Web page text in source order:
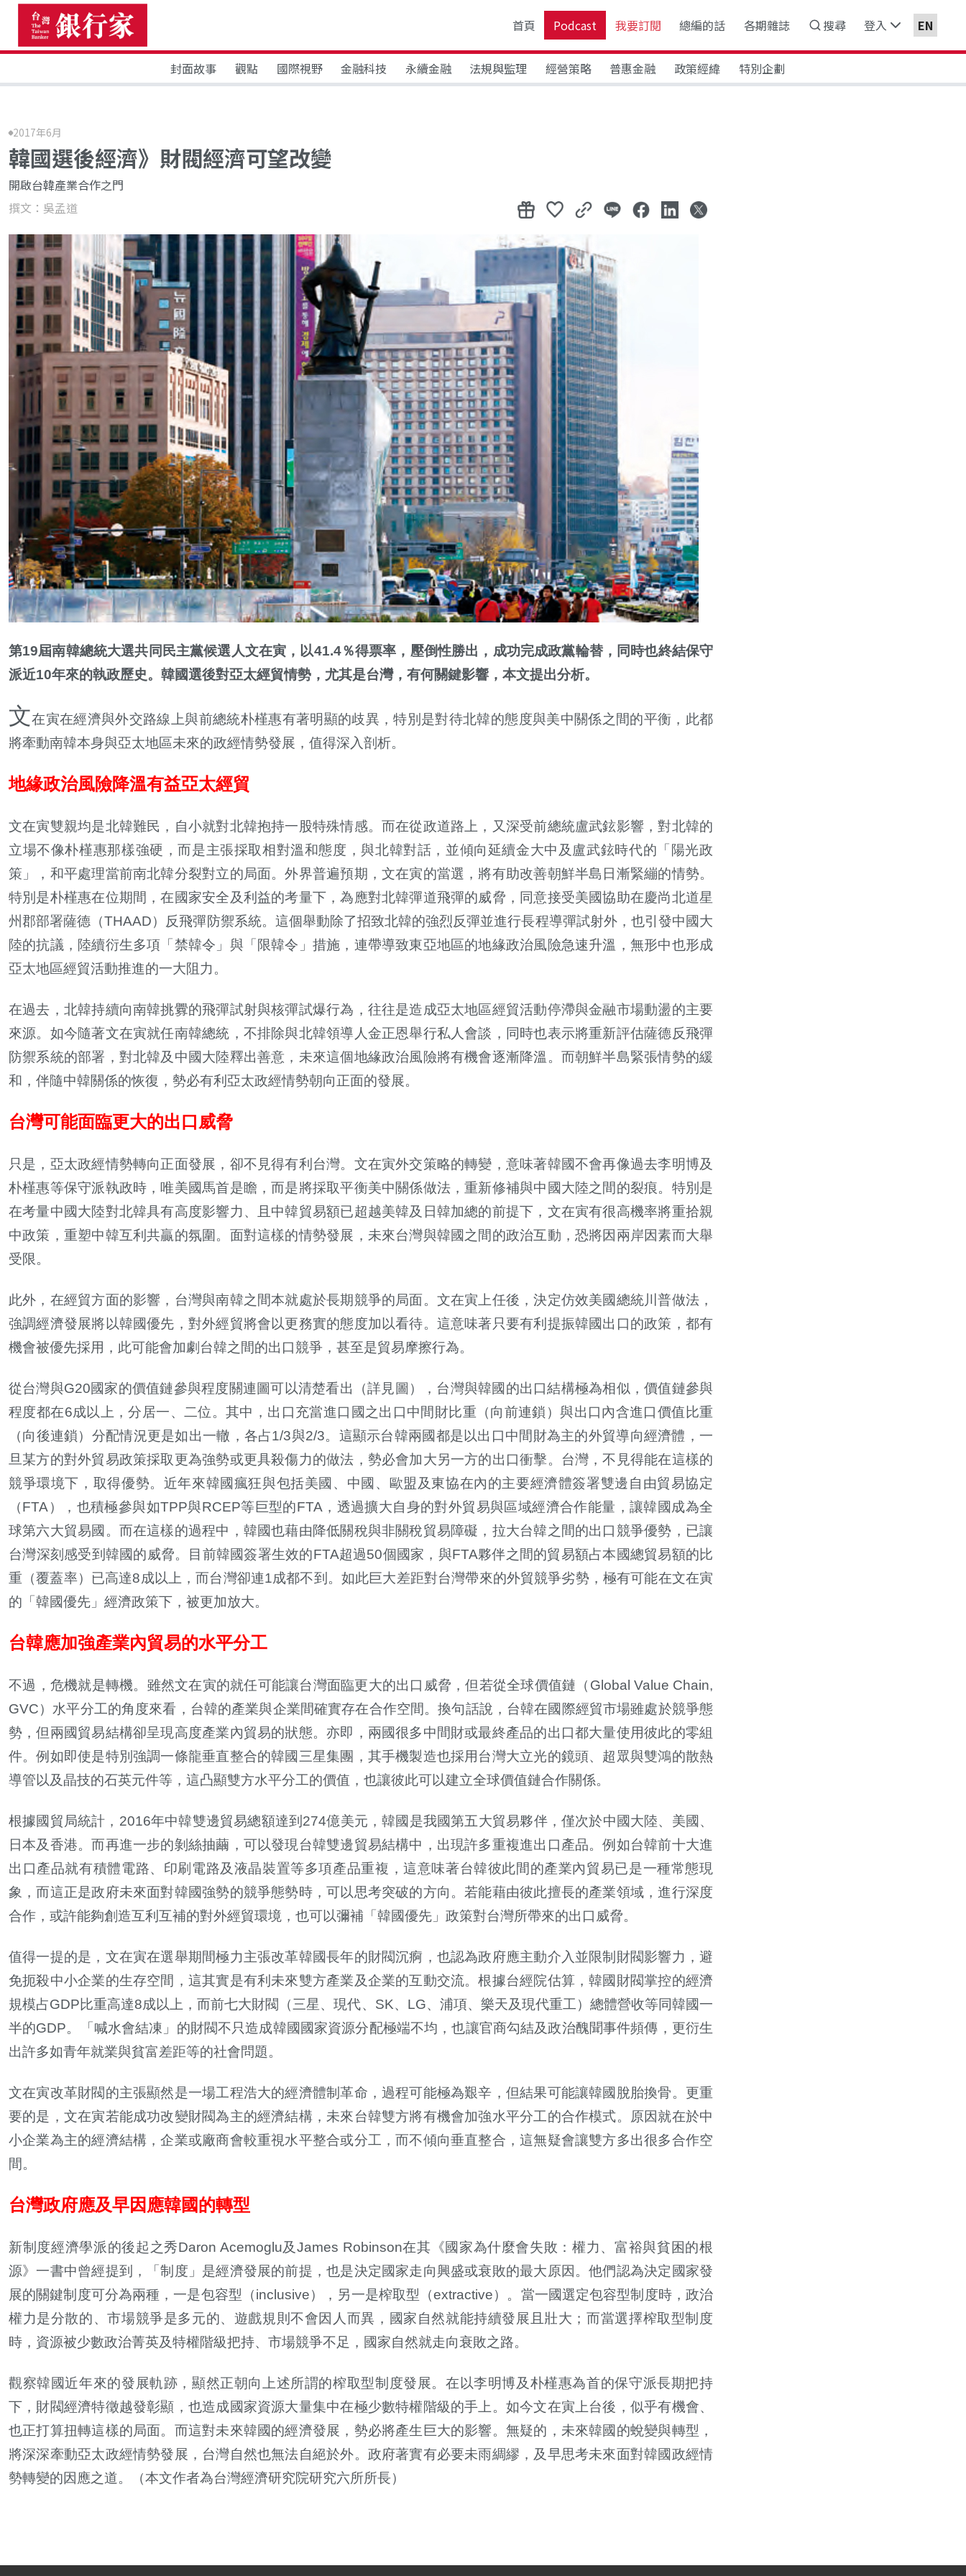
首頁 Podcast 我要訂閱 總編的話 各期雜誌 搜尋 登入 EN
封面故事 觀點 國際視野 金融科技 永續金融 法規與監理 經營策略 普惠金融 政策經緯 特別企劃
2017年6月
韓國選後經濟》財閥經濟可望改變
開啟台韓產業合作之門
撰文：吳孟道
第19屆南韓總統大選共同民主黨候選人文在寅，以41.4％得票率，壓倒性勝出，成功完成政黨輪替，同時也終結保守
派近10年來的執政歷史。韓國選後對亞太經貿情勢，尤其是台灣，有何關鍵影響，本文提出分析。
文在寅在經濟與外交路線上與前總統朴槿惠有著明顯的歧異，特別是對待北韓的態度與美中關係之間的平衡，此都
將牽動南韓本身與亞太地區未來的政經情勢發展，值得深入剖析。
地緣政治風險降溫有益亞太經貿
文在寅雙親均是北韓難民，自小就對北韓抱持一股特殊情感。而在從政道路上，又深受前總統盧武鉉影響，對北韓的
立場不像朴槿惠那樣強硬，而是主張採取相對溫和態度，與北韓對話，並傾向延續金大中及盧武鉉時代的「陽光政
策」，和平處理當前南北韓分裂對立的局面。外界普遍預期，文在寅的當選，將有助改善朝鮮半島日漸緊繃的情勢。
特別是朴槿惠在位期間，在國家安全及利益的考量下，為應對北韓彈道飛彈的威脅，同意接受美國協助在慶尚北道星
州郡部署薩德（THAAD）反飛彈防禦系統。這個舉動除了招致北韓的強烈反彈並進行長程導彈試射外，也引發中國大
陸的抗議， 陸續衍生多項「禁韓令」與「限韓令」措施，連帶導致東亞地區的地緣政治風險急速升溫，無形中也形成
亞太地區經貿活動推進的一大阻力。
在過去，北韓持續向南韓挑釁的飛彈試射與核彈試爆行為，往往是造成亞太地區經貿活動停滯與金融市場動盪的主要
來源。如今隨著文在寅就任南韓總統，不排除與北韓領導人金正恩舉行私人會談，同時也表示將重新評估薩德反飛彈
防禦系統的部署，對北韓及中國大陸釋出善意，未來這個地緣政治風險將有機會逐漸降溫。而朝鮮半島緊張情勢的緩
和，伴隨中韓關係的恢復，勢必有利亞太政經情勢朝向正面的發展。
台灣可能面臨更大的出口威脅
只是，亞太政經情勢轉向正面發展，卻不見得有利台灣。文在寅外交策略的轉變，意味著韓國不會再像過去李明博及
朴槿惠等保守派執政時，唯美國馬首是瞻，而是將採取平衡美中關係做法，重新修補與中國大陸之間的裂痕。特別是
在考量中國大陸對北韓具有高度影響力、且中韓貿易額已超越美韓及日韓加總的前提下，文在寅有很高機率將重拾親
中政策，重塑中韓互利共贏的氛圍。面對這樣的情勢發展，未來台灣與韓國之間的政治互動，恐將因兩岸因素而大舉
受限。
此外，在經貿方面的影響，台灣與南韓之間本就處於長期競爭的局面。文在寅上任後，決定仿效美國總統川普做法，
強調經濟發展將以韓國優先，對外經貿將會以更務實的態度加以看待。這意味著只要有利提振韓國出口的政策，都有
機會被優先採用，此可能會加劇台韓之間的出口競爭，甚至是貿易摩擦行為。
從台灣與G20國家的價值鏈參與程度關連圖可以清楚看出（詳見圖），台灣與韓國的出口結構極為相似，價值鏈參與
程度都在6成以上，分居一、二位。其中，出口充當進口國之出口中間財比重（向前連鎖）與出口內含進口價值比重
（向後連鎖）分配情況更是如出一轍，各占1/3與2/3。這顯示台韓兩國都是以出口中間財為主的外貿導向經濟體，一
旦某方的對外貿易政策採取更為強勢或更具殺傷力的做法，勢必會加大另一方的出口衝擊。台灣，不見得能在這樣的
競爭環境下，取得優勢。近年來韓國瘋狂與包括美國、中國、歐盟及東協在內的主要經濟體簽署雙邊自由貿易協定
（FTA ），也積極參與如TPP與RCEP等巨型的FTA ，透過擴大自身的對外貿易與區域經濟合作能量，讓韓國成為全
球第六大貿易國。而在這樣的過程中，韓國也藉由降低關稅與非關稅貿易障礙，拉大台韓之間的出口競爭優勢，已讓
台灣深刻感受到韓國的威脅。目前韓國簽署生效的FTA超過50個國家，與FTA夥伴之間的貿易額占本國總貿易額的比
重（覆蓋率）已高達8成以上，而台灣卻連1成都不到。如此巨大差距對台灣帶來的外貿競爭劣勢，極有可能在文在寅
的「韓國優先」經濟政策下，被更加放大。
台韓應加強產業內貿易的水平分工
不過，危機就是轉機。雖然文在寅的就任可能讓台灣面臨更大的出口威脅，但若從全球價值鏈（ Global Value Chain,
GVC）水平分工的角度來看，台韓的產業與企業間確實存在合作空間。換句話說，台韓在國際經貿市場雖處於競爭態
勢，但兩國貿易結構卻呈現高度產業內貿易的狀態。亦即，兩國很多中間財或最終產品的出口都大量使用彼此的零組
件。例如即使是特別強調一條龍垂直整合的韓國三星集團，其手機製造也採用台灣大立光的鏡頭、超眾與雙鴻的散熱
導管以及晶技的石英元件等，這凸顯雙方水平分工的價值，也讓彼此可以建立全球價值鏈合作關係。
根據國貿局統計， 2016年中韓雙邊貿易總額達到 274億美元，韓國是我國第五大貿易夥伴，僅次於中國大陸、美國、
日本及香港。而再進一步的剝絲抽繭，可以發現台韓雙邊貿易結構中，出現許多重複進出口產品。例如台韓前十大進
出口產品就有積體電路、印刷電路及液晶裝置等多項產品重複，這意味著台韓彼此間的產業內貿易已是一種常態現
象，而這正是政府未來面對韓國強勢的競爭態勢時，可以思考突破的方向。若能藉由彼此擅長的產業領域，進行深度
合作，或許能夠創造互利互補的對外經貿環境，也可以彌補「韓國優先」政策對台灣所帶來的出口威脅。
值得一提的是，文在寅在選舉期間極力主張改革韓國長年的財閥沉痾，也認為政府應主動介入並限制財閥影響力，避
免扼殺中小企業的生存空間，這其實是有利未來雙方產業及企業的互動交流。根據台經院估算，韓國財閥掌控的經濟
規模占GDP比重高達8成以上，而前七大財閥（三星、現代、 SK、 LG、浦項、樂天及現代重工）總體營收等同韓國一
半的GDP。「喊水會結凍」的財閥不只造成韓國國家資源分配極端不均，也讓官商勾結及政治醜聞事件頻傳，更衍生
出許多如青年就業與貧富差距等的社會問題。
文在寅改革財閥的主張顯然是一場工程浩大的經濟體制革命，過程可能極為艱辛，但結果可能讓韓國脫胎換骨。更重
要的是，文在寅若能成功改變財閥為主的經濟結構，未來台韓雙方將有機會加強水平分工的合作模式。原因就在於中
小企業為主的經濟結構，企業或廠商會較重視水平整合或分工，而不傾向垂直整合，這無疑會讓雙方多出很多合作空
間。
台灣政府應及早因應韓國的轉型
新制度經濟學派的後起之秀Daron Acemoglu及James Robinson在其《國家為什麼會失敗：權力、富裕與貧困的根
源》一書中曾經提到，「制度」是經濟發展的前提，也是決定國家走向興盛或衰敗的最大原因。他們認為決定國家發
展的關鍵制度可分為兩種，一是包容型（inclusive），另一是榨取型（extractive）。當一國選定包容型制度時，政治
權力是分散的、市場競爭是多元的、遊戲規則不會因人而異，國家自然就能持續發展且壯大；而當選擇榨取型制度
時，資源被少數政治菁英及特權階級把持、市場競爭不足，國家自然就走向衰敗之路。
觀察韓國近年來的發展軌跡，顯然正朝向上述所謂的榨取型制度發展。在以李明博及朴槿惠為首的保守派長期把持
下，財閥經濟特徵越發彰顯，也造成國家資源大量集中在極少數特權階級的手上。如今文在寅上台後，似乎有機會、
也正打算扭轉這樣的局面。而這對未來韓國的經濟發展，勢必將產生巨大的影響。無疑的，未來韓國的蛻變與轉型，
將深深牽動亞太政經情勢發展，台灣自然也無法自絕於外。政府著實有必要未雨綢繆，及早思考未來面對韓國政經情
勢轉變的因應之道。（本文作者為台灣經濟研究院研究六所所長）